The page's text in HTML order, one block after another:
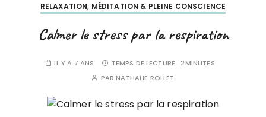
RELAXATION, MÉDITATION & PLEINE CONSCIENCE
Calmer le stress par la respiration
IL Y A 7 ANS TEMPS DE LECTURE :2MINUTES
PARNATHALIE ROLLET